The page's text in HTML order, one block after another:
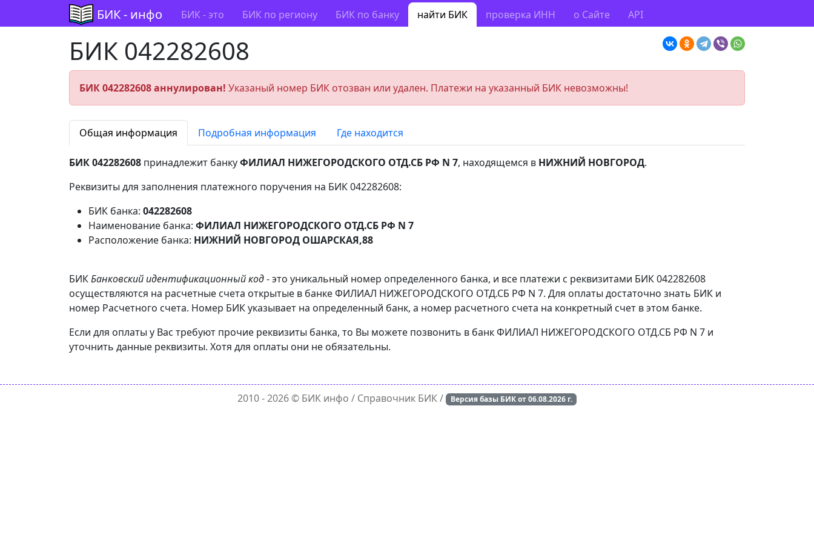
БИК - инфо БИК - это БИК по региону БИК по банку найти БИК проверка ИНН о Сайте API
БИК 042282608
БИК 042282608 аннулирован! Указаный номер БИК отозван или удален. Платежи на указанный БИК невозможны!
Общая информация Подробная информация Где находится
БИК 042282608 принадлежит банкуФИЛИАЛ НИЖЕГОРОДСКОГО ОТД.СБ РФ N 7, находящемся в НИЖНИЙ НОВГОРОД.
Реквизиты для заполнения платежного поручения на БИК 042282608:
БИК банка: 042282608
Наименование банка: ФИЛИАЛ НИЖЕГОРОДСКОГО ОТД.СБ РФ N 7
Расположение банка: НИЖНИЙ НОВГОРОД ОШАРСКАЯ,88
БИКБанковский идентификационный код- это уникальный номер определенного банка, и все платежи с реквизитами БИК 042282608
осуществляются на расчетные счета открытые в банке ФИЛИАЛ НИЖЕГОРОДСКОГО ОТД.СБ РФ N 7. Для оплаты достаточно знать БИК и
номер Расчетного счета. Номер БИК указывает на определенный банк, а номер расчетного счета на конкретный счет в этом банке.
Если для оплаты у Вас требуют прочие реквизиты банка, то Вы можете позвонить в банк ФИЛИАЛ НИЖЕГОРОДСКОГО ОТД.СБ РФ N 7 и
уточнить данные реквизиты. Хотя для оплаты они не обязательны.
2010 - 2026 © БИК инфо / Справочник БИК / Версия базы БИК от06.08.2026г.